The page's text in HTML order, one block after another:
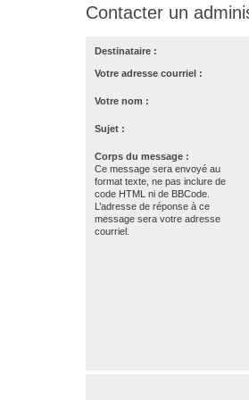
Contacter un
Destinataire :
Votre adresse courriel :
Votre nom :
Sujet :
Corps du message :
Ce message sera envoyé au
format texte, ne pas inclure de
code HTML ni de BBCode.
L’adresse de réponse à ce
message sera votre adresse
courriel.